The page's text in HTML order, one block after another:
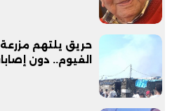
حريق يلتهم
الفيوم.. دون